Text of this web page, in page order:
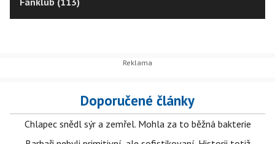
Doporučené články
Chlapec snědl sýr a zemřel. Mohla za to běžná bakterie